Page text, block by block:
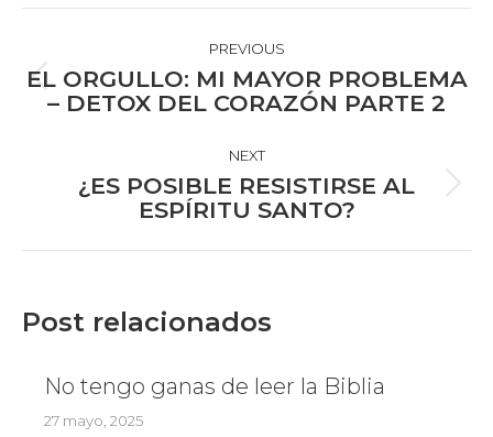
NAVIGATIONPREVIOUS
Previous
EL ORGULLO: MI MAYOR PROBLEMA
– DETOX DEL CORAZÓN PARTE 2
NEXT
Next
¿ES POSIBLE RESISTIRSE AL
ESPÍRITU SANTO?
Post relacionados
No tengo ganas de leer la Biblia
27 mayo, 2025